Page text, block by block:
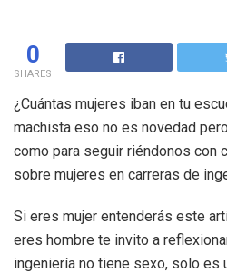
0
SHARES
¿Cuántas mujeres iban en tu
machista eso no es novedad
como para seguir riéndonos con
sobre mujeres en carreras de
Si eres mujer entenderás este
eres hombre te invito a
ingeniería no tiene sexo, solo es